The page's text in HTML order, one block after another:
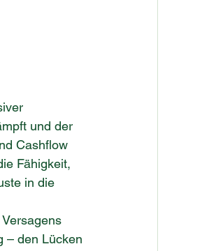
und der
Cashflow
Fähigkeit,
in die
– den Lücken